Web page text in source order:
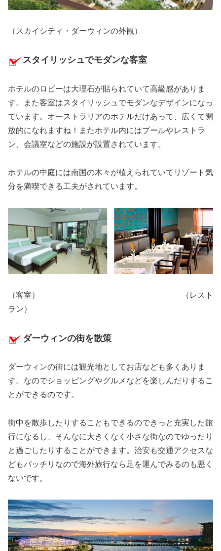
（スカイシティ・ダーウィンの外観）
スタイリッシュでモダンな客室
ホテルのロビーは大理石が貼られていて高級感がありま
す。また客室はスタイリッシュでモダンなデザインになっ
ています。オーストラリアのホテルだけあって、広くて開
放的になれますね！またホテル内にはプールやレストラ
ン、会議室などの施設が設置されています。
ホテルの中庭には南国の木々が植えられていてリゾート気
分を満喫できる工夫がされています。
（客室） （レスト
ラン）
ダーウィンの街を散策
ダーウィンの街には観光地としてお店なども多くありま
す。なのでショッピングやグルメなどを楽しんだりするこ
とができるのです。
街中を散歩したりすることもできるのできっと充実した旅
行になるし、そんなに大きくなく小さな街なのでゆったり
と過ごしたりすることができます。治安も交通アクセスな
どもバッチリなので海外旅行なら足を運んでみるのも悪く
ないです。